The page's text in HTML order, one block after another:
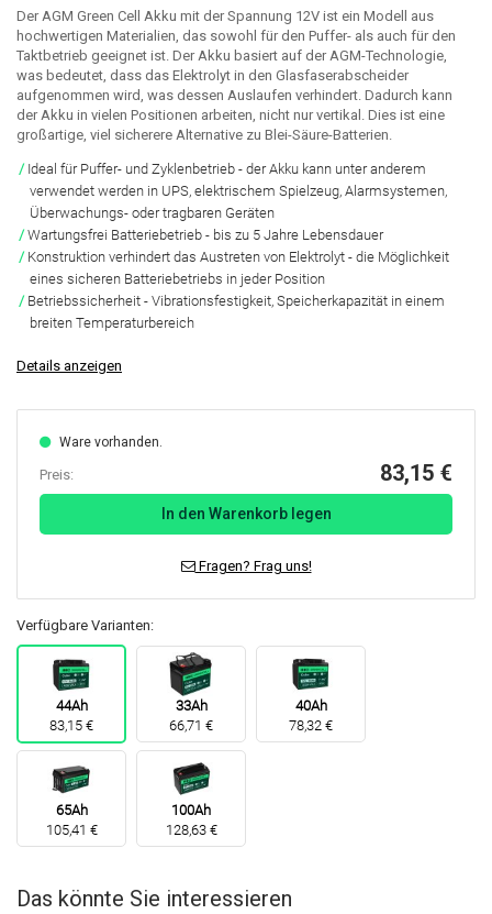
Der AGM Green Cell Akku mit der Spannung 12V ist ein Modell aus
hochwertigen Materialien, das sowohl für den Puffer- als auch für den
Taktbetrieb geeignet ist. Der Akku basiert auf der AGM-Technologie,
was bedeutet, dass das Elektrolyt in den Glasfaserabscheider
aufgenommen wird, was dessen Auslaufen verhindert. Dadurch kann
der Akku in vielen Positionen arbeiten, nicht nur vertikal. Dies ist eine
großartige, viel sicherere Alternative zu Blei-Säure-Batterien.
Ideal für Puffer- und Zyklenbetrieb - der Akku kann unter anderem
verwendet werden in UPS, elektrischem Spielzeug, Alarmsystemen,
Überwachungs- oder tragbaren Geräten
Wartungsfrei Batteriebetrieb - bis zu 5 Jahre Lebensdauer
Konstruktion verhindert das Austreten von Elektrolyt - die Möglichkeit
eines sicheren Batteriebetriebs in jeder Position
Betriebssicherheit - Vibrationsfestigkeit, Speicherkapazität in einem
breiten Temperaturbereich
Details anzeigen
Ware vorhanden.
Preis: 83,15 €
In den Warenkorb legen
Fragen? Frag uns!
Verfügbare Varianten:
44Ah
83,15 €
33Ah
66,71 €
40Ah
78,32 €
65Ah
105,41 €
100Ah
128,63 €
Das könnte Sie interessieren